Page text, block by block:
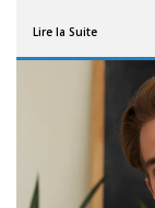
Lire la Suite